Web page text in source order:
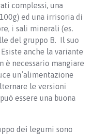
complessi, una
ed una irrisoria di
i sali minerali (es.
del gruppo B. Il suo
anche la variante
è necessario mangiare
un’alimentazione
le versioni
essere una buona
dei legumi sono